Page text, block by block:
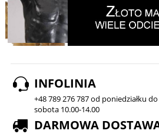
INFOLINIA
+48 789 276 787 od poniedziałku
sobota 10.00-14.00
DARMOWA